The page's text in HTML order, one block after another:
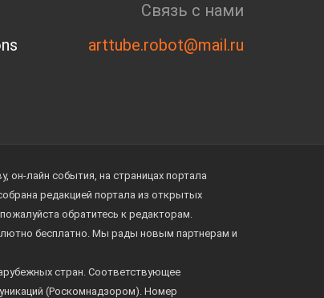
Связь с нами
arttube.robot@mail.ru
он-лайн события, на страницах портала
редакцией портала из открытых
обратитесь к редакторам.
бесплатно. Мы рады новым партнерам и
стран. Соответствующее
(Роскомнадзором). Номер